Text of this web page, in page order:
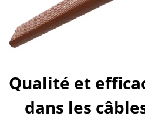
Qualité et
dans les